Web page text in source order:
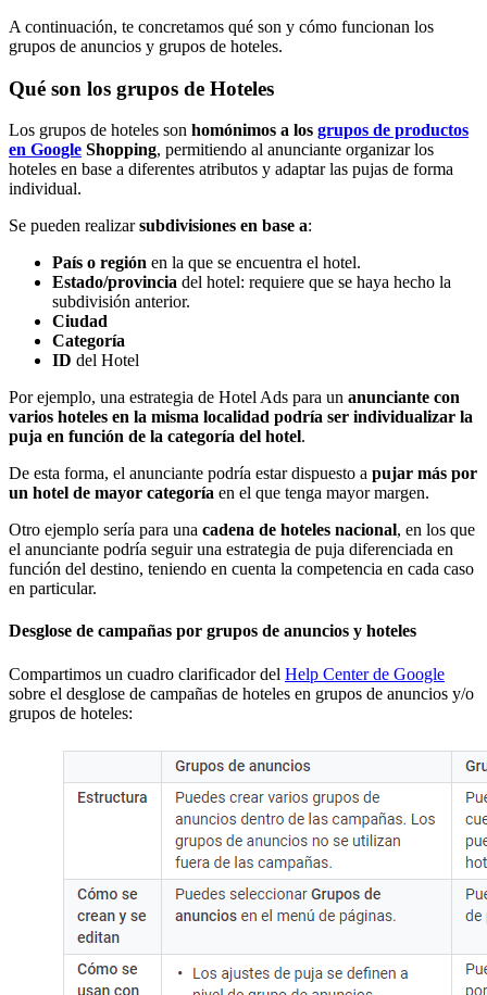
A continuación, te concretamos qué son y cómo funcionan los
grupos de anuncios y grupos de hoteles.
Qué son los grupos de Hoteles
Los grupos de hoteles son homónimos a los grupos de productos
en Google Shopping, permitiendo al anunciante organizar los
hoteles en base a diferentes atributos y adaptar las pujas de forma
individual.
Se pueden realizarsubdivisiones en base a:
País o región en la que se encuentra el hotel.
Estado/provincia del hotel: requiere que se haya hecho la
subdivisión anterior.
Ciudad
Categoría
ID del Hotel
Por ejemplo, una estrategia de Hotel Ads para un anunciante con
varios hoteles en la misma localidad podría ser individualizar la
puja en función de la categoría del hotel.
De esta forma, el anunciante podría estar dispuesto a pujar más por
un hotel de mayor categoría en el que tenga mayor margen.
Otro ejemplo sería para una cadena de hoteles nacional, en los que
el anunciante podría seguir una estrategia de puja diferenciada en
función del destino, teniendo en cuenta la competencia en cada caso
en particular.
Desglose de campañas por grupos de anuncios y hoteles
Compartimos un cuadro clarificador del Help Center de Google
sobre el desglose de campañas de hoteles en grupos de anuncios y/o
grupos de hoteles: